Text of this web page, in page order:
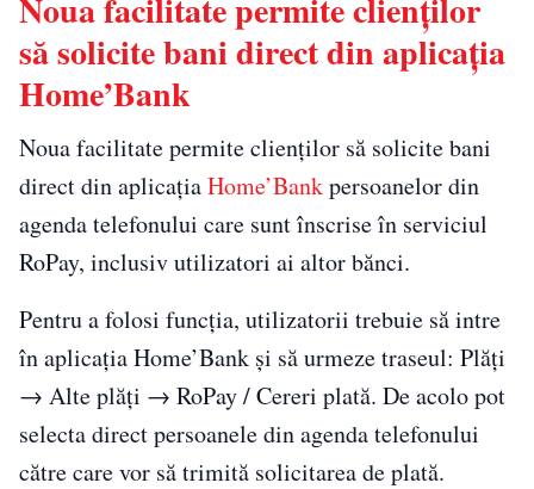
să solicite bani direct din aplicația
Home’Bank
Noua facilitate permite clienților să solicite bani
direct din aplicațiaHome’Bankpersoanelor din
agenda telefonului care sunt înscrise în serviciul
RoPay, inclusiv utilizatori ai altor bănci.
Pentru a folosi funcția, utilizatorii trebuie să intre
în aplicația Home’Bank și să urmeze traseul: Plăți
→ Alte plăți → RoPay / Cereri plată. De acolo pot
selecta direct persoanele din agenda telefonului
către care vor să trimită solicitarea de plată.